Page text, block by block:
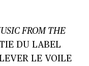
FROM THE
DU LABEL
LE VOILE